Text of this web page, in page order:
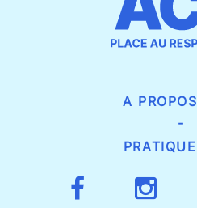
A PROPOS
-
PRATIQUE